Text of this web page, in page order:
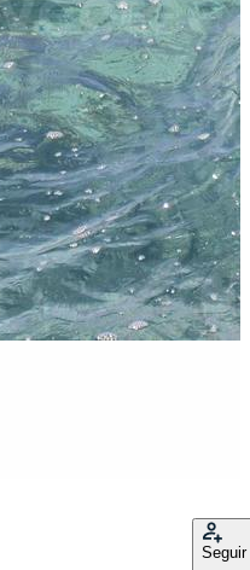
Seguir